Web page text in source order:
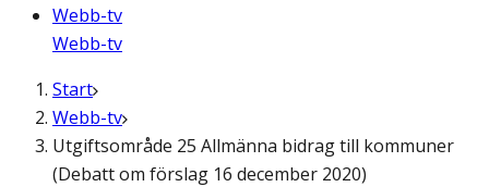
Webb-tv
Webb-tv
Start
Webb-tv
Utgiftsområde 25 Allmänna bidrag till kommuner
(Debatt om förslag 16 december 2020)